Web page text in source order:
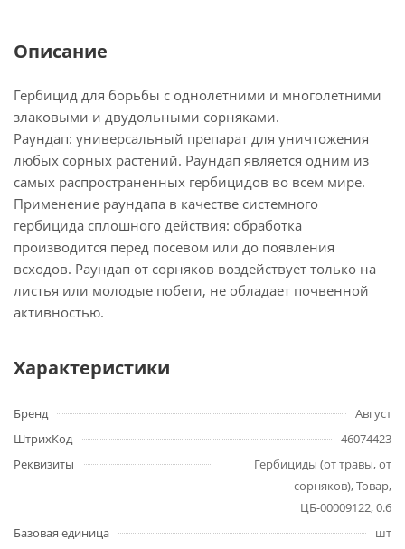
Описание
Гербицид для борьбы с однолетними и многолетними
злаковыми и двудольными сорняками.
Раундап: универсальный препарат для уничтожения
любых сорных растений. Раундап является одним из
самых распространенных гербицидов во всем мире.
Применение раундапа в качестве системного
гербицида сплошного действия: обработка
производится перед посевом или до появления
всходов. Раундап от сорняков воздействует только на
листья или молодые побеги, не обладает почвенной
активностью.
Характеристики
Бренд
Август
ШтрихКод
46074423
Реквизиты
Гербициды (от травы, от
сорняков), Товар,
ЦБ-00009122, 0.6
Базовая единица
шт